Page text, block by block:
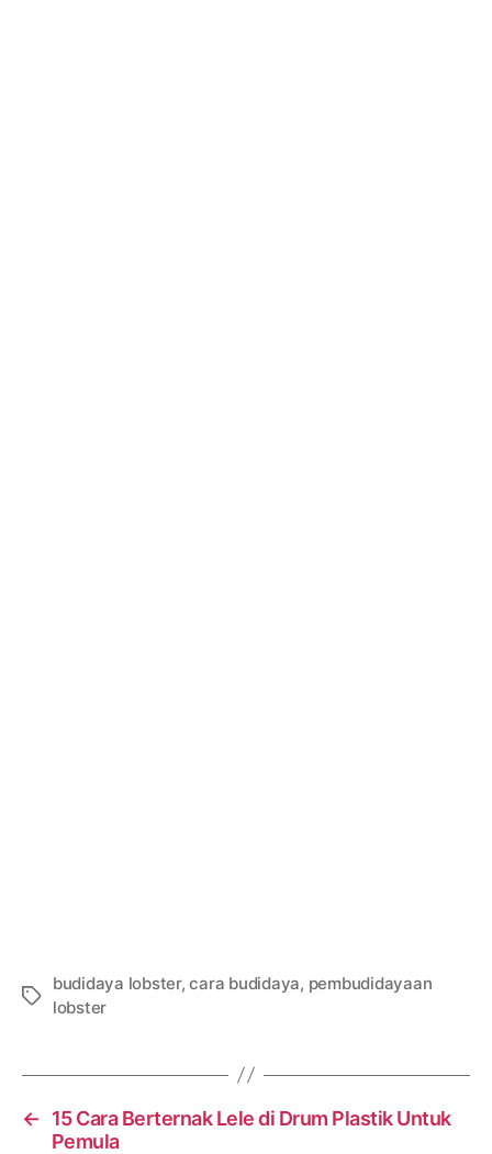
Tags
budidaya lobster,cara budidaya, pembudidayaan
lobster
←
15 Cara Berternak Lele di Drum Plastik Untuk
Pemula